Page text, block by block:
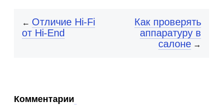
Как проверять
аппаратуру в
салоне →
← Отличие Hi-Fi
от Hi-End
Комментарии